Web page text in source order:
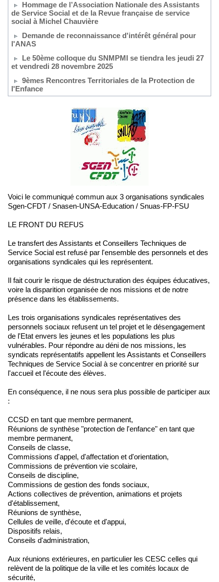
Hommage de l’Association Nationale des Assistants
de Service Social et de la Revue française de service
social à Michel Chauvière
Demande de reconnaissance d'intérêt général pour
l'ANAS
Le 50ème colloque du SNMPMI se tiendra les jeudi 27
et vendredi 28 novembre 2025
9èmes Rencontres Territoriales de la Protection de
l'Enfance
Voici le communiqué commun aux 3 organisations syndicales
Sgen-CFDT / Snasen-UNSA-Education / Snuas-FP-FSU
LE FRONT DU REFUS
Le transfert des Assistants et Conseillers Techniques de
Service Social est refusé par l'ensemble des personnels et des
organisations syndicales qui les représentent.
Il fait courir le risque de déstructuration des équipes éducatives,
voire la disparition organisée de nos missions et de notre
présence dans les établissements.
Les trois organisations syndicales représentatives des
personnels sociaux refusent un tel projet et le désengagement
de l'Etat envers les jeunes et les populations les plus
vulnérables. Pour répondre au déni de nos missions, les
syndicats représentatifs appellent les Assistants et Conseillers
Techniques de Service Social à se concentrer en priorité sur
l'accueil et l'écoute des élèves.
En conséquence, il ne nous sera plus possible de participer aux
:
CCSD en tant que membre permanent,
Réunions de synthèse "protection de l'enfance" en tant que
membre permanent,
Conseils de classe,
Commissions d'appel, d'affectation et d'orientation,
Commissions de prévention vie scolaire,
Conseils de discipline,
Commissions de gestion des fonds sociaux,
Actions collectives de prévention, animations et projets
d'établissement,
Réunions de synthèse,
Cellules de veille, d'écoute et d'appui,
Dispositifs relais,
Conseils d'administration,
Aux réunions extérieures, en particulier les CESC celles qui
relèvent de la politique de la ville et les comités locaux de
sécurité,